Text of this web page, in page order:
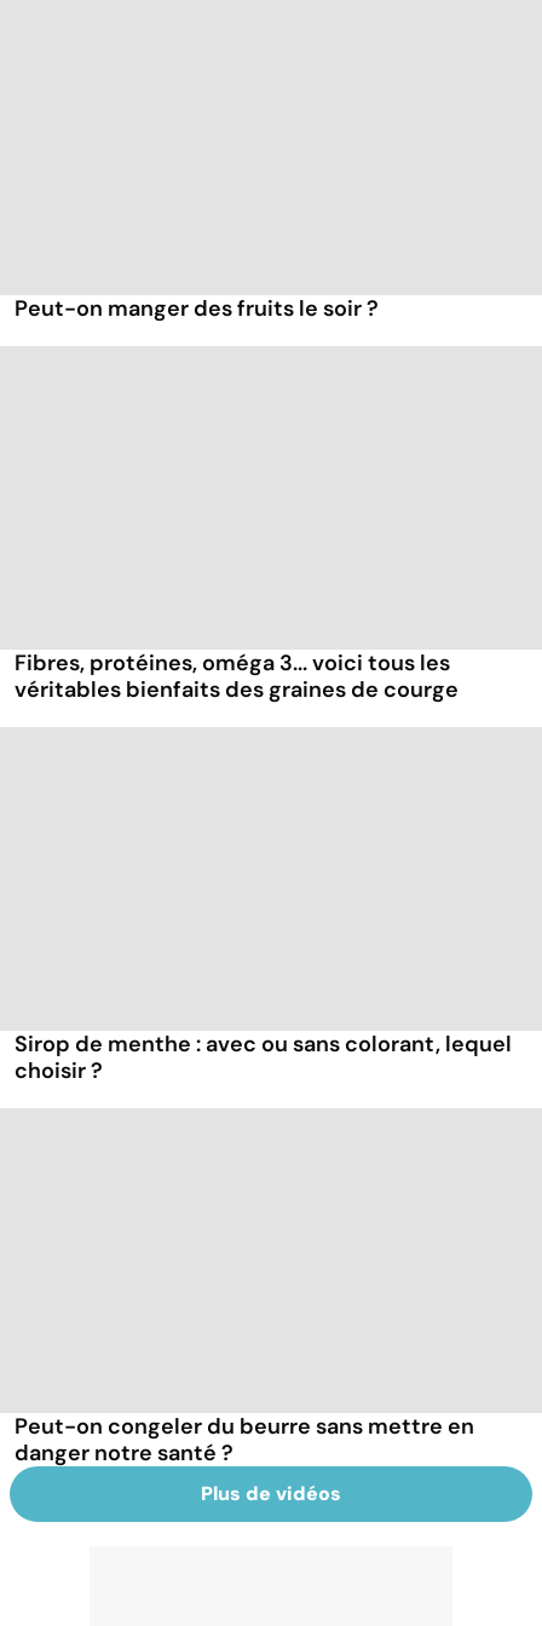
Peut-on manger des fruits le soir ?
Fibres, protéines, oméga 3... voici tous les
véritables bienfaits des graines de courge
Sirop de menthe : avec ou sans colorant, lequel
choisir ?
Peut-on congeler du beurre sans mettre en
danger notre santé ?
Plus de vidéos